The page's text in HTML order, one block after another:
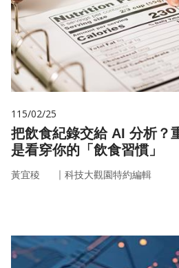
115/02/25
把飲食紀錄交給 AI 分析？
是看穿你的「飲食習慣」
黃宜稜 ｜ 科技大觀園特約編輯